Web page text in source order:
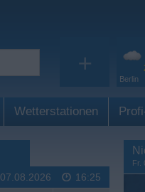
+
Berlin
Wetterstationen
07.08.2026 16:25
Fr.